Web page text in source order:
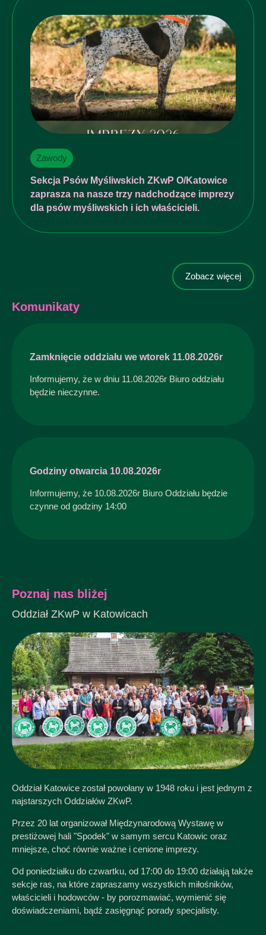
Zawody
Sekcja Psów Myśliwskich ZKwP O/Katowice
zaprasza na nasze trzy nadchodzące imprezy
dla psów myśliwskich i ich właścicieli.
Zobacz więcej
Komunikaty
Zamknięcie oddziału we wtorek 11.08.2026r
Informujemy, że w dniu 11.08.2026r Biuro oddziału
będzie nieczynne.
Godziny otwarcia 10.08.2026r
Informujemy, że 10.08.2026r Biuro Oddziału będzie
czynne od godziny 14:00
Poznaj nas bliżej
Oddział ZKwP w Katowicach
Oddział Katowice został powołany w 1948 roku i jest jednym z
najstarszych Oddziałów ZKwP.
Przez 20 lat organizował Międzynarodową Wystawę w
prestiżowej hali "Spodek" w samym sercu Katowic oraz
mniejsze, choć równie ważne i cenione imprezy.
Od poniedziałku do czwartku, od 17:00 do 19:00 działają także
sekcje ras, na które zapraszamy wszystkich miłośników,
właścicieli i hodowców - by porozmawiać, wymienić się
doświadczeniami, bądź zasięgnąć porady specjalisty.